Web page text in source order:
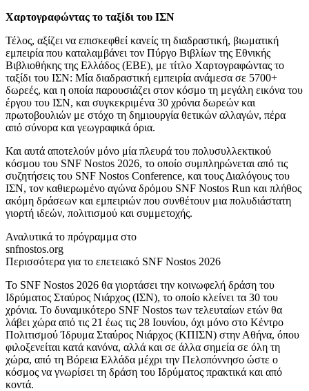
Χαρτογραφώντας το ταξίδι του ΙΣΝ
Τέλος, αξίζει να επισκεφθεί κανείς τη διαδραστική, βιωματική
εμπειρία που καταλαμβάνει τον Πύργο Βιβλίων της Εθνικής
Βιβλιοθήκης της Ελλάδος (ΕΒΕ), με τίτλο Χαρτογραφώντας το
ταξίδι του ΙΣΝ: Μία διαδραστική εμπειρία ανάμεσα σε 5700+
δωρεές, και η οποία παρουσιάζει στον κόσμο τη μεγάλη εικόνα του
έργου του ΙΣΝ, και συγκεκριμένα 30 χρόνια δωρεών και
πρωτοβουλιών με στόχο τη δημιουργία θετικών αλλαγών, πέρα
από σύνορα και γεωγραφικά όρια.
Και αυτά αποτελούν μόνο μία πλευρά του πολυσυλλεκτικού
κόσμου του SNF Nostos 2026, το οποίο συμπληρώνεται από τις
συζητήσεις του SNF Nostos Conference, και τους Διαλόγους του
ΙΣΝ, τον καθιερωμένο αγώνα δρόμου SNF Nostos Run και πλήθος
ακόμη δράσεων και εμπειριών που συνθέτουν μια πολυδιάστατη
γιορτή ιδεών, πολιτισμού και συμμετοχής.
Αναλυτικά το πρόγραμμα στο
snfnostos.org
Περισσότερα για το επετειακό SNF Nostos 2026
Το SNF Nostos 2026 θα γιορτάσει την κοινωφελή δράση του
Ιδρύματος Σταύρος Νιάρχος (ΙΣΝ), το οποίο κλείνει τα 30 του
χρόνια. Το δυναμικότερο SNF Nostos των τελευταίων ετών θα
λάβει χώρα από τις 21 έως τις 28 Ιουνίου, όχι μόνο στο Κέντρο
Πολιτισμού Ίδρυμα Σταύρος Νιάρχος (ΚΠΙΣΝ) στην Αθήνα, όπου
φιλοξενείται κατά κανόνα, αλλά και σε άλλα σημεία σε όλη τη
χώρα, από τη Βόρεια Ελλάδα μέχρι την Πελοπόννησο ώστε ο
κόσμος να γνωρίσει τη δράση του Ιδρύματος πρακτικά και από
κοντά.